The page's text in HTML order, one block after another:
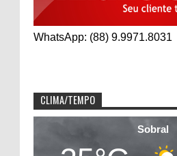
WhatsApp: (88) 9.9971.8031
CLIMA/TEMPO
Sobral